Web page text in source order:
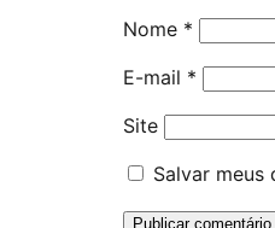
Nome *
E-mail *
Site
Salvar meus